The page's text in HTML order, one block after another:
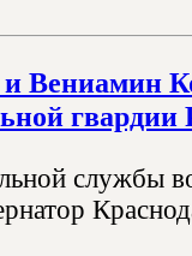
Вениамин
службы